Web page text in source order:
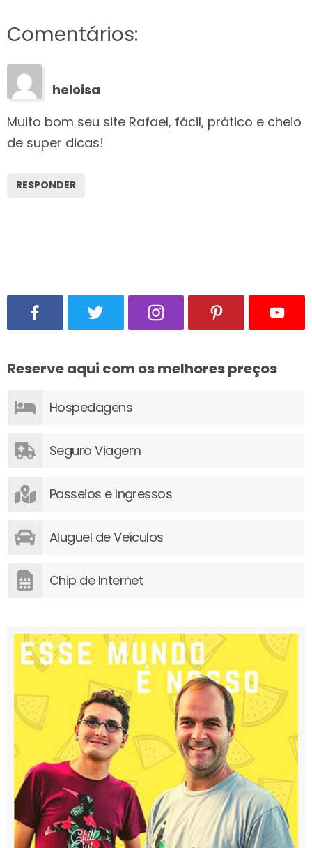
Comentários:
heloisa
Muito bom seu site Rafael, fácil, prático e cheio
de super dicas!
RESPONDER
Reserve aqui com os melhores preços
Hospedagens
Seguro Viagem
Passeios e Ingressos
Aluguel de Veículos
Chip de Internet